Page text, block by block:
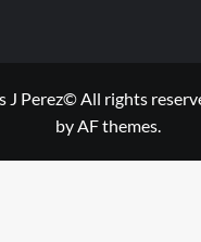
J Perez© All rights
by AF themes.